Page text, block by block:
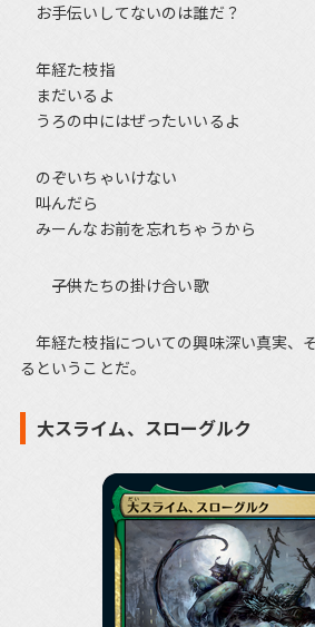
お手伝いしてないのは誰だ？
年経た枝指
まだいるよ
うろの中にはぜったいいるよ
のぞいちゃいけない
叫んだら
みーんなお前を忘れちゃうから
――子供たちの掛け合い歌
年経た枝指についての興味深い真実、
るということだ。
大スライム、スローグルク